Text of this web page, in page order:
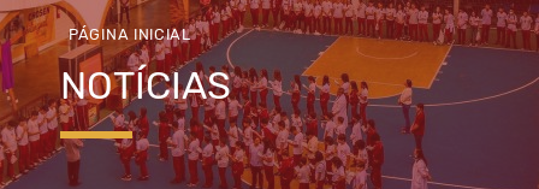
PÁGINA INICIAL
NOTÍCIAS